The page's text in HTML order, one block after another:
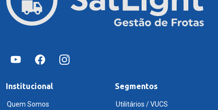
Institucional
Quem Somos
Segmentos
Utilitários / VUCS